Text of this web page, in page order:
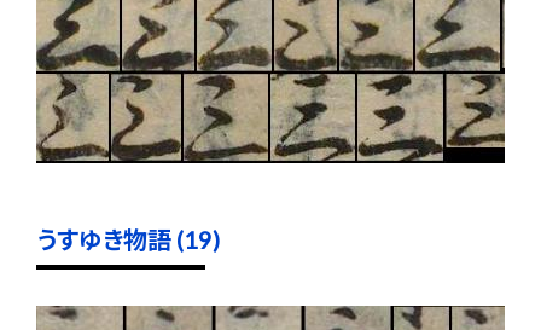
うすゆき物語 (19)